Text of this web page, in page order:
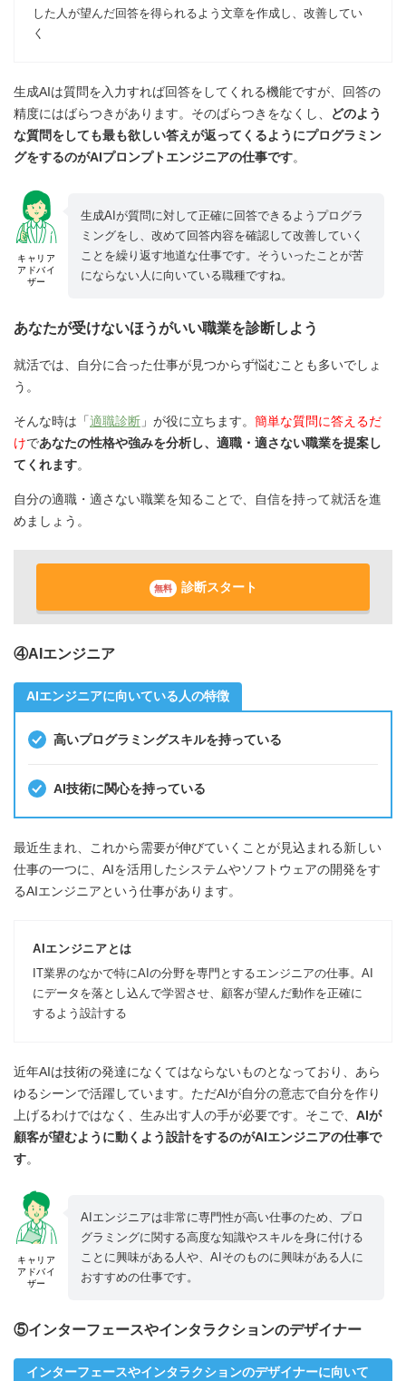
した人が望んだ回答を得られるよう文章を作成し、改善してい
く
生成AIは質問を入力すれば回答をしてくれる機能ですが、回答の
精度にはばらつきがあります。そのばらつきをなくし、
どのよう
な質問をしても最も欲しい答えが返ってくるようにプログラミン
グをするのがAIプロンプトエンジニアの仕事です。
キャリア
アドバイ
ザー
生成AIが質問に対して正確に回答できるようプログラ
ミングをし、改めて回答内容を確認して改善していく
ことを繰り返す地道な仕事です。そういったことが苦
にならない人に向いている職種ですね。
あなたが受けないほうがいい職業を診断しよう
就活では、自分に合った仕事が見つからず悩むことも多いでしょ
う。
そんな時は「適職診断 」が役に立ちます。 簡単な質問に答えるだ
けであなたの性格や強みを分析し、適職・適さない職業を提案し
てくれます。
自分の適職・適さない職業を知ることで、自信を持って就活を進
めましょう。
無料 診断スタート
④AIエンジニア
AIエンジニアに向いている人の特徴
高いプログラミングスキルを持っている
AI技術に関心を持っている
最近生まれ、これから需要が伸びていくことが見込まれる新しい
仕事の一つに、AIを活用したシステムやソフトウェアの開発をす
るAIエンジニアという仕事があります。
AIエンジニアとは
IT業界のなかで特にAIの分野を専門とするエンジニアの仕事。AI
にデータを落とし込んで学習させ、顧客が望んだ動作を正確に
するよう設計する
近年AIは技術の発達になくてはならないものとなっており、あら
ゆるシーンで活躍しています。ただAIが自分の意志で自分を作り
上げるわけではなく、生み出す人の手が必要です。そこで、 AIが
顧客が望むように動くよう設計をするのがAIエンジニアの仕事で
す。
キャリア
アドバイ
ザー
AIエンジニアは非常に専門性が高い仕事のため、プロ
グラミングに関する高度な知識やスキルを身に付ける
ことに興味がある人や、AIそのものに興味がある人に
おすすめの仕事です。
⑤インターフェースやインタラクションのデザイナー
インターフェースやインタラクションのデザイナーに向いて